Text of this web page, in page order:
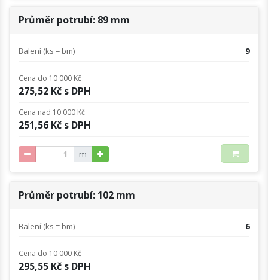
Průměr potrubí: 89 mm
Balení (ks = bm) 9
Cena do 10 000 Kč
275,52 Kč s DPH
Cena nad 10 000 Kč
251,56 Kč s DPH
m
Průměr potrubí: 102 mm
Balení (ks = bm) 6
Cena do 10 000 Kč
295,55 Kč s DPH